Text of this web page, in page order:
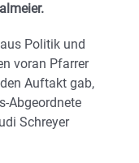
Politik und
voran Pfarrer
Auftakt gab,
Abgeordnete
Schreyer